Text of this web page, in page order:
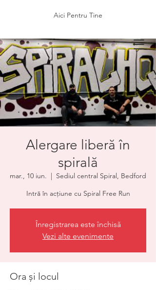
Aici Pentru Tine
Alergare liberă în
spirală
mar., 10 iun.
  |
Sediul central Spiral, Bedford
Intră în acțiune cu Spiral Free Run
Înregistrarea este închisă
Vezi alte evenimente
Ora și locul